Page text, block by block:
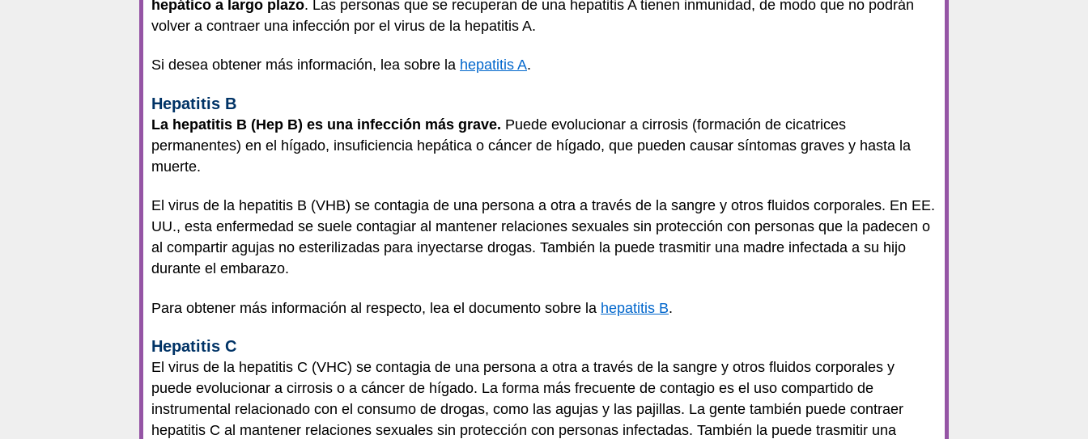
hepático a largo plazo. Las personas que se recuperan de una hepatitis A tienen inmunidad, de modo que no podrán
volver a contraer una infección por el virus de la hepatitis A.
Si desea obtener más información, lea sobre la hepatitis A.
Hepatitis B
La hepatitis B (Hep B) es una infección más grave. Puede evolucionar a cirrosis (formación de cicatrices
permanentes) en el hígado, insuficiencia hepática o cáncer de hígado, que pueden causar síntomas graves y hasta la
muerte.
El virus de la hepatitis B (VHB) se contagia de una persona a otra a través de la sangre y otros fluidos corporales. En EE.
UU., esta enfermedad se suele contagiar al mantener relaciones sexuales sin protección con personas que la padecen o
al compartir agujas no esterilizadas para inyectarse drogas. También la puede trasmitir una madre infectada a su hijo
durante el embarazo.
Para obtener más información al respecto, lea el documento sobre la hepatitis B.
Hepatitis C
El virus de la hepatitis C (VHC) se contagia de una persona a otra a través de la sangre y otros fluidos corporales y
puede evolucionar a cirrosis o a cáncer de hígado. La forma más frecuente de contagio es el uso compartido de
instrumental relacionado con el consumo de drogas, como las agujas y las pajillas. La gente también puede contraer
hepatitis C al mantener relaciones sexuales sin protección con personas infectadas. También la puede trasmitir una